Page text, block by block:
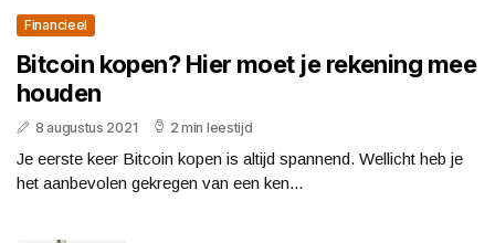
Financieel
Bitcoin kopen? Hier moet je rekening mee
houden
8 augustus 2021 2 min leestijd
Je eerste keer Bitcoin kopen is altijd spannend. Wellicht heb je
het aanbevolen gekregen van een ken...